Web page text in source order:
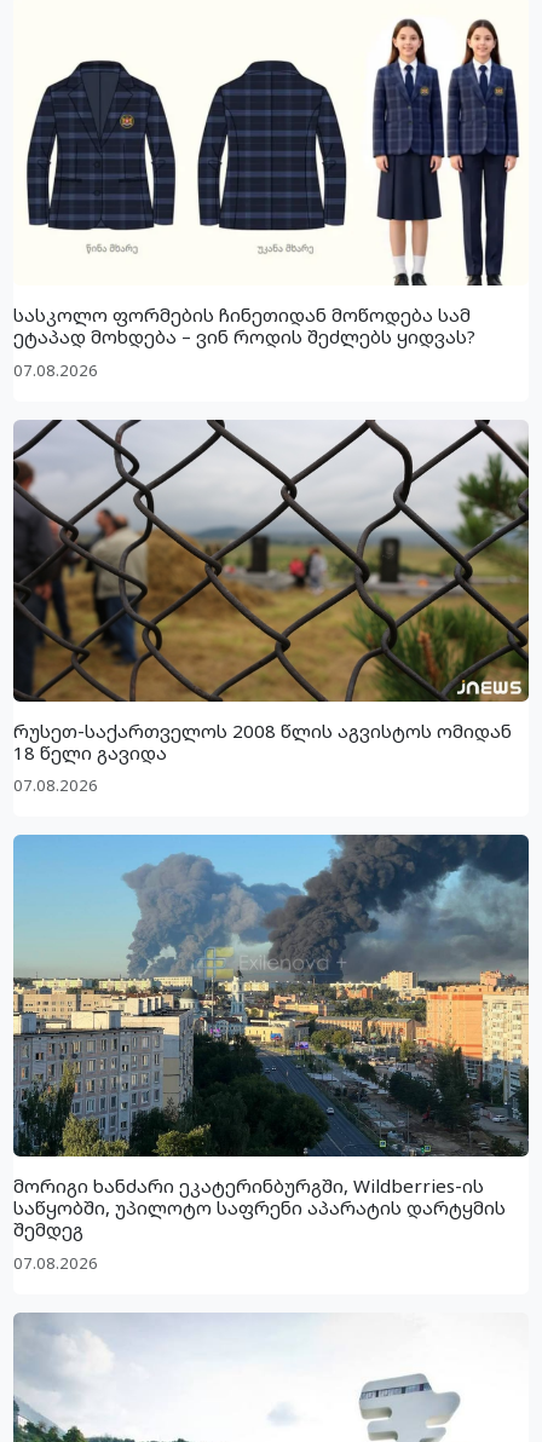
სასკოლო ფორმების ჩინეთიდან მოწოდება სამ
ეტაპად მოხდება – ვინ როდის შეძლებს ყიდვას?
07.08.2026
რუსეთ-საქართველოს 2008 წლის აგვისტოს ომიდან
18 წელი გავიდა
07.08.2026
მორიგი ხანძარი ეკატერინბურგში, Wildberries-ის
საწყობში, უპილოტო საფრენი აპარატის დარტყმის
შემდეგ
07.08.2026